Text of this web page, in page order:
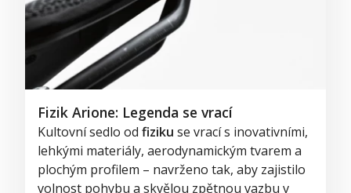
Fizik Arione: Legenda se vrací
Kultovní sedlo od fiziku se vrací s inovativními,
lehkými materiály, aerodynamickým tvarem a
plochým profilem – navrženo tak, aby zajistilo
volnost pohybu a skvělou zpětnou vazbu v